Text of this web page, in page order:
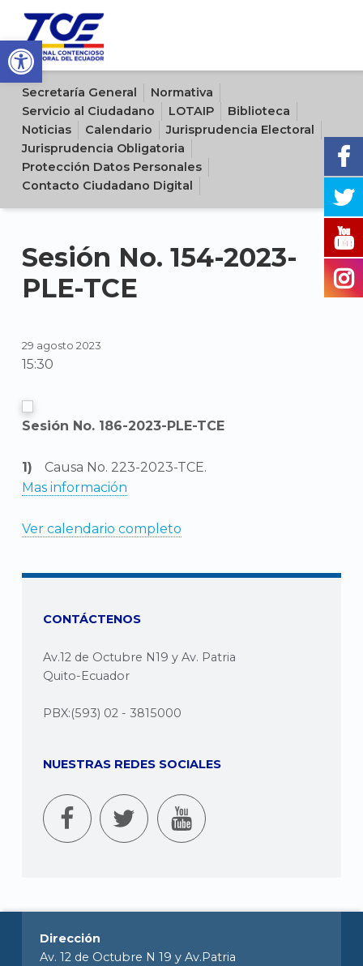
Open toolbar
Sitio oficial del Tribunal Contencioso Electoral del Ecuador
Secretaría General
Normativa
Servicio al Ciudadano
LOTAIP
Biblioteca
Noticias
Calendario
Jurisprudencia Electoral
Jurisprudencia Obligatoria
Protección Datos Personales
Contacto Ciudadano Digital
Sesión No. 154-2023-
PLE-TCE
29 agosto 2023
15:30
Sesión No. 186-2023-PLE-TCE
Causa No. 223-2023-TCE.
Mas información
Ver calendario completo
CONTÁCTENOS
Av.12 de Octubre N19 y Av. Patria
Quito-Ecuador
PBX:(593) 02 - 3815000
NUESTRAS REDES SOCIALES
Dirección
Av. 12 de Octubre N 19 y Av.Patria